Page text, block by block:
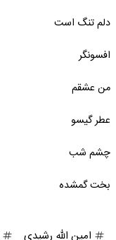
دلم تنگ است
افسونگر
من عشقم
عطر گیسو
چشم شب
بخت گمشده
امین الله رشیدی